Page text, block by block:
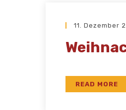
11. Dezember
READ MORE